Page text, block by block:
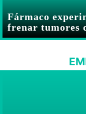
Fármaco
frenar tumores